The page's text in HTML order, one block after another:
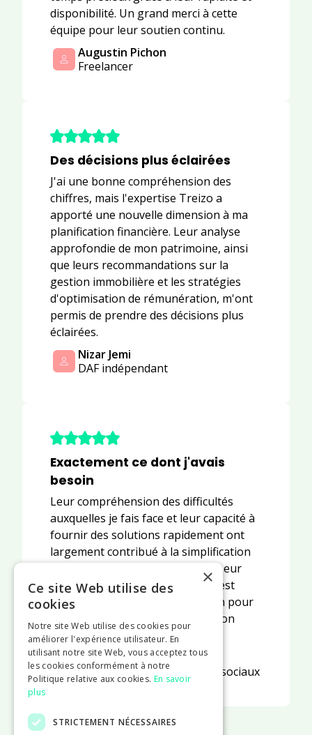
disponibilité. Un grand merci à cette
équipe pour leur soutien continu.
Augustin Pichon
Freelancer
Des décisions plus éclairées
J'ai une bonne compréhension des
chiffres, mais l'expertise Treizo a
apporté une nouvelle dimension à ma
planification financière. Leur analyse
approfondie de mon patrimoine, ainsi
que leurs recommandations sur la
gestion immobilière et les stratégies
d'optimisation de rémunération, m'ont
permis de prendre des décisions plus
éclairées.
Nizar Jemi
DAF indépendant
Exactement ce dont j'avais
besoin
Leur compréhension des difficultés
auxquelles je fais face et leur capacité à
fournir des solutions rapidement ont
largement contribué à la simplification
de mes obligations comptables. Leur
approche, à l'écoute et réactive, est
exactement ce dont j'avais besoin pour
me concentrer pleinement sur mon
activité.
Marie-Caroline Curt
Communication et réseaux sociaux
×
Ce site Web utilise des
cookies
Notre site Web utilise des cookies pour
améliorer l'expérience utilisateur. En
utilisant notre site Web, vous acceptez tous
les cookies conformément à notre
Politique relative aux cookies. En savoir
plus
STRICTEMENT NÉCESSAIRES